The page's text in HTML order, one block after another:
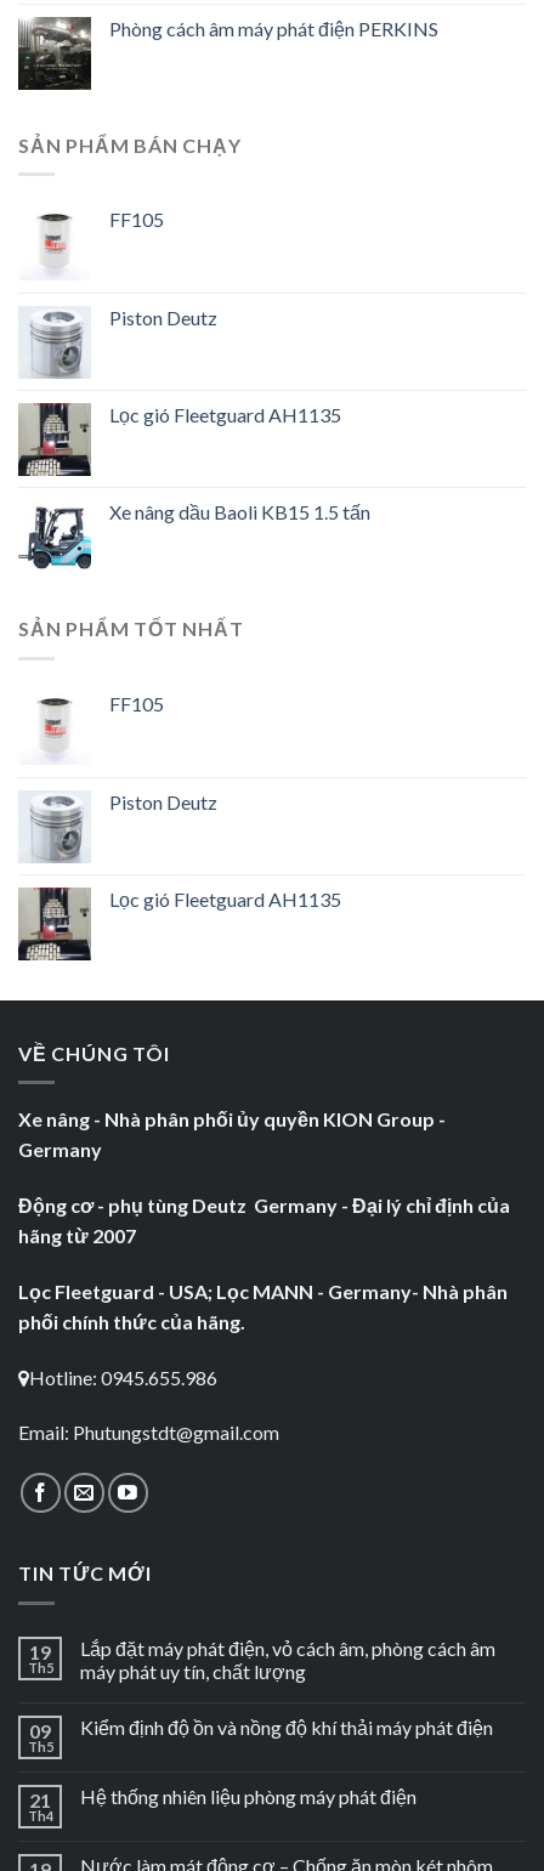
Phòng cách âm máy phát điện PERKINS
SẢN PHẨM BÁN CHẠY
FF105
Piston Deutz
Lọc gió Fleetguard AH1135
Xe nâng dầu Baoli KB15 1.5 tấn
SẢN PHẨM TỐT NHẤT
FF105
Piston Deutz
Lọc gió Fleetguard AH1135
VỀ CHÚNG TÔI
Xe nâng - Nhà phân phối ủy quyền KION Group -
Germany
Động cơ - phụ tùng Deutz Germany - Đại lý chỉ định của
hãng từ 2007
Lọc Fleetguard - USA; Lọc MANN - Germany- Nhà phân
phối chính thức của hãng.
Hotline: 0945.655.986
Email: Phutungstdt@gmail.com
TIN TỨC MỚI
19
Th5
Lắp đặt máy phát điện, vỏ cách âm, phòng cách âm
máy phát uy tín, chất lượng
09
Th5
Kiểm định độ ồn và nồng độ khí thải máy phát điện
21
Th4
Hệ thống nhiên liệu phòng máy phát điện
Nước làm mát động cơ – Chống ăn mòn két nhôm